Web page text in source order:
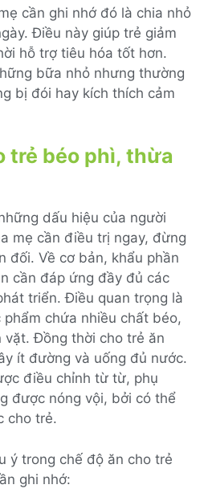
cần ghi nhớ đó là chia nhỏ
Điều này giúp trẻ giảm
hỗ trợ tiêu hóa tốt hơn.
bữa nhỏ nhưng thường
bị đói hay kích thích cảm
trẻ béo phì, thừa
dấu hiệu của người
mẹ cần điều trị ngay, đừng
đối. Về cơ bản, khẩu phần
cần đáp ứng đầy đủ các
triển. Điều quan trọng là
chứa nhiều chất béo,
Đồng thời cho trẻ ăn
ít đường và uống đủ nước.
điều chỉnh từ từ, phụ
được nóng vội, bởi có thể
cho trẻ.
ý trong chế độ ăn cho trẻ
ghi nhớ: